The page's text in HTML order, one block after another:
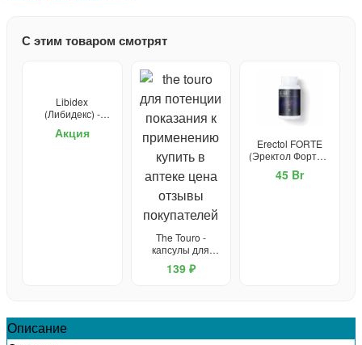
С этим товаром смотрят
Libidex
(Либидекс) -
простатита и для
Акция
The Touro -
капсулы для
потенции
139 ₽
Erectol FORTE
(Эректол Форте) -
средство для
потенции
45 Br
Описание